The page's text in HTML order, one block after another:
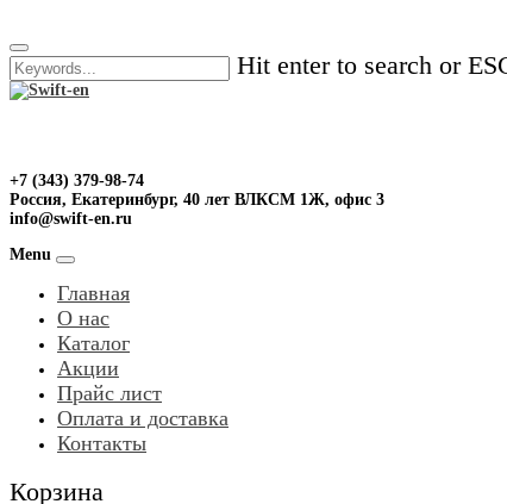
to
content
Hit enter to search or
+7 (343) 379-98-74
Россия, Екатеринбург, 40 лет ВЛКСМ 1Ж, офис 3
info@swift-en.ru
Menu
Главная
О нас
Каталог
Акции
Прайс лист
Оплата и доставка
Контакты
Корзина